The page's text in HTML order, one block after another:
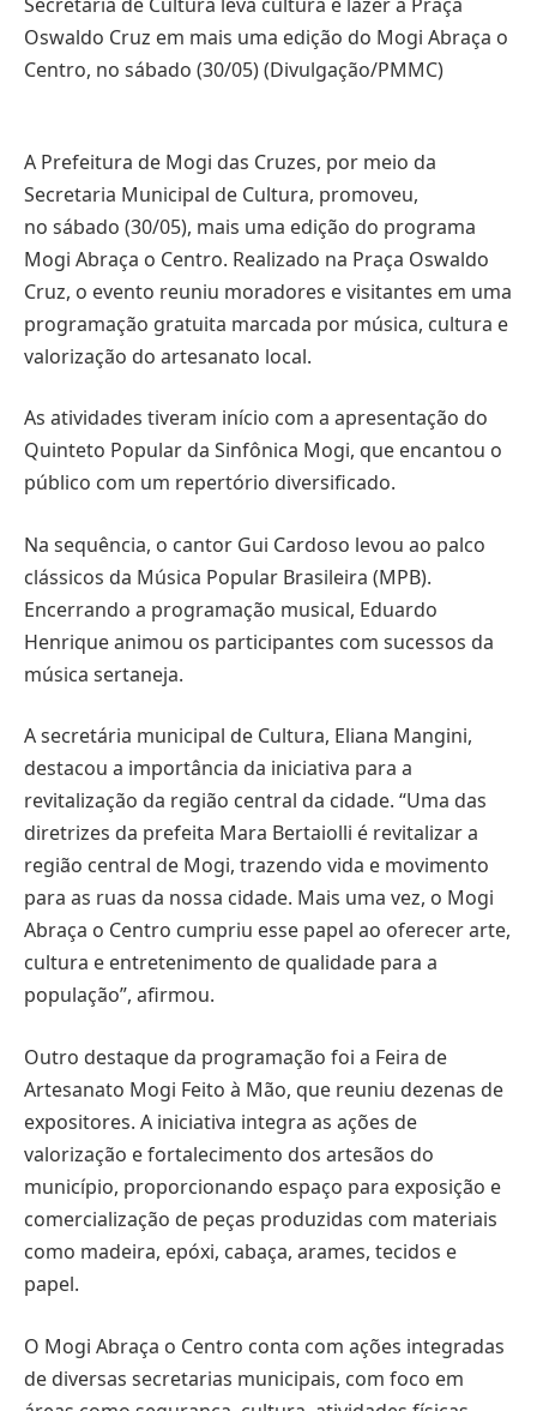
Oswaldo Cruz em mais uma edição do Mogi Abraça o
Centro, no sábado (30/05) (Divulgação/PMMC)
A Prefeitura de Mogi das Cruzes, por meio da
Secretaria Municipal de Cultura, promoveu,
no sábado (30/05), mais uma edição do programa
Mogi Abraça o Centro. Realizado na Praça Oswaldo
Cruz, o evento reuniu moradores e visitantes em uma
programação gratuita marcada por música, cultura e
valorização do artesanato local.
As atividades tiveram início com a apresentação do
Quinteto Popular da Sinfônica Mogi, que encantou o
público com um repertório diversificado.
Na sequência, o cantor Gui Cardoso levou ao palco
clássicos da Música Popular Brasileira (MPB).
Encerrando a programação musical, Eduardo
Henrique animou os participantes com sucessos da
música sertaneja.
A secretária municipal de Cultura, Eliana Mangini,
destacou a importância da iniciativa para a
revitalização da região central da cidade. “Uma das
diretrizes da prefeita Mara Bertaiolli é revitalizar a
região central de Mogi, trazendo vida e movimento
para as ruas da nossa cidade. Mais uma vez, o Mogi
Abraça o Centro cumpriu esse papel ao oferecer arte,
cultura e entretenimento de qualidade para a
população”, afirmou.
Outro destaque da programação foi a Feira de
Artesanato Mogi Feito à Mão, que reuniu dezenas de
expositores. A iniciativa integra as ações de
valorização e fortalecimento dos artesãos do
município, proporcionando espaço para exposição e
comercialização de peças produzidas com materiais
como madeira, epóxi, cabaça, arames, tecidos e
papel.
O Mogi Abraça o Centro conta com ações integradas
de diversas secretarias municipais, com foco em